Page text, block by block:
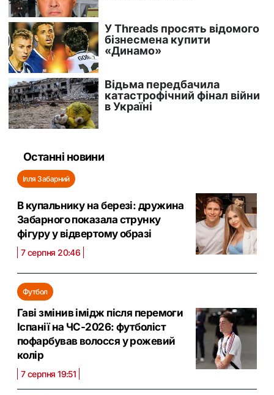
Останні новини
Ілля Забарний
В купальнику на березі: дружина
Забарного показала струнку
фігуру у відвертому образі
7 серпня 20:46
Футбол
Гаві змінив імідж після перемоги
Іспанії на ЧС-2026: футболіст
пофарбував волосся у рожевий
колір
7 серпня 19:51